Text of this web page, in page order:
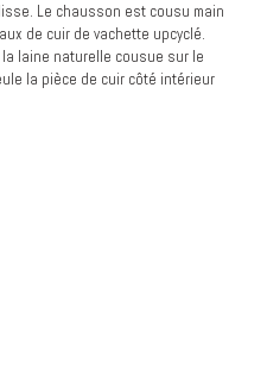
Le chausson est cousu main
de cuir de vachette upcyclé.
laine naturelle cousue sur le
la pièce de cuir côté intérieur